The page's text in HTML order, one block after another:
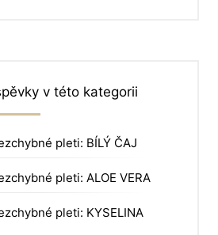
v této kategorii
pleti: BÍLÝ ČAJ
pleti: ALOE VERA
pleti: KYSELINA